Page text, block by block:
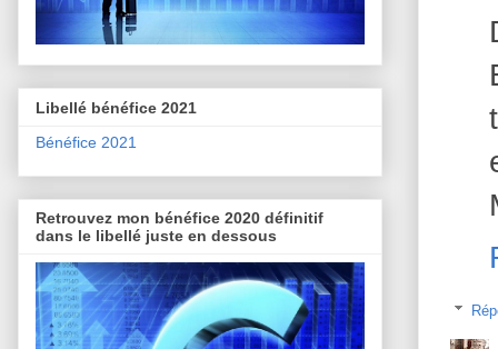
Libellé bénéfice 2021
Bénéfice 2021
Retrouvez mon bénéfice 2020 définitif
dans le libellé juste en dessous